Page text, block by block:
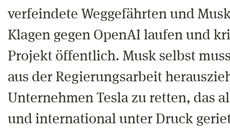
verfeindete Weggefährten und
Klagen gegen OpenAI laufen und
Projekt öffentlich. Musk selbst
aus der Regierungsarbeit
Unternehmen Tesla zu retten, das
und international unter Druck